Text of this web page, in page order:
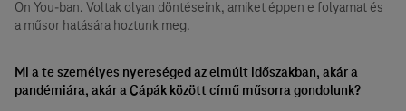
On You-ban. Voltak olyan döntéseink, amiket éppen e folyamat és
a műsor hatására hoztunk meg.
Mi a te személyes nyereséged az elmúlt időszakban, akár a
pandémiára, akár a Cápák között című műsorra gondolunk?